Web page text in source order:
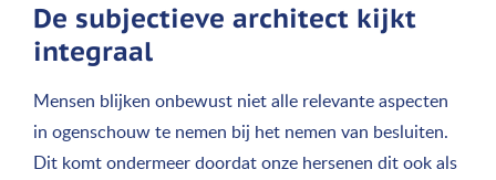
De subjectieve architect kijkt
integraal
Mensen blijken onbewust niet alle relevante aspecten
in ogenschouw te nemen bij het nemen van besluiten.
Dit komt ondermeer doordat onze hersenen dit ook als